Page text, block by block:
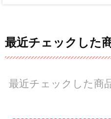
最近チェックした
最近チェックした商